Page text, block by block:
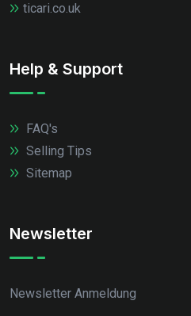
ticari.co.uk
Help & Support
FAQ's
Selling Tips
Sitemap
Newsletter
Newsletter Anmeldung